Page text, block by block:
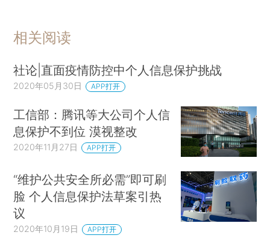
相关阅读
社论|直面疫情防控中个人信息保护挑战
2020年05月30日 APP打开
工信部：腾讯等大公司个人信
息保护不到位 漠视整改
2020年11月27日 APP打开
“维护公共安全所必需”即可刷
脸 个人信息保护法草案引热
议
2020年10月19日 APP打开